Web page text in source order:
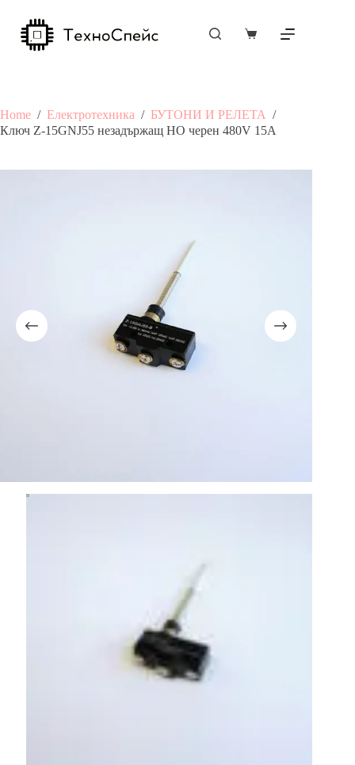
content
Shopping
Home / Електротехника / БУТОНИ И РЕЛЕТА /
Ключ Z-15GNJ55 незадържащ НО черен 480V 15A